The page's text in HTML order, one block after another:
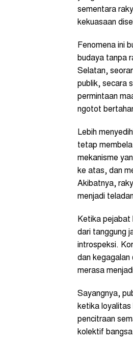
sementara
kekuasaan
Fenomena ini
budaya tanpa
Selatan,
publik, secara
permintaan
ngotot
Lebih
tetap
mekanisme
ke atas, dan
Akibatnya,
menjadi
Ketika pejabat
dari tanggung
introspeksi.
dan kegagalan
merasa
Sayangnya,
ketika
pencitraan
kolektif